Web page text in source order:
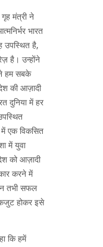
गृह मंत्री ने
भारत
उपस्थित है,
है। उन्होंने
ने हम सबके
की आज़ादी
दुनिया में हर
में एक विकसित
में युवा
देश को आज़ादी
करने में
तभी सफल
होकर इसे
कि हमें